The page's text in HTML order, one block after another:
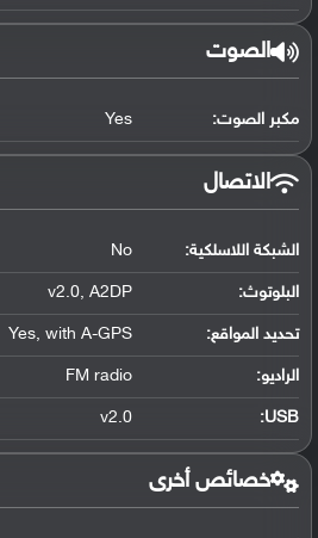
الصوت
مكبر الصوت: Yes
الاتصال
الشبكة اللاسلكية: No
البلوتوث:
v2.0, A2DP
تحديد المواقع:
Yes, with A-GPS
الراديو: FM radio
USB
:
v2.0
خصائص أخرى